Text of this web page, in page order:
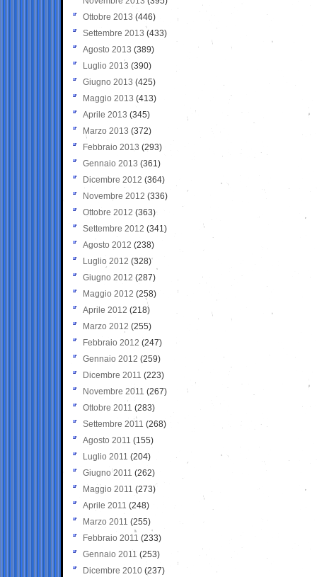
Ottobre 2013 (446)
Settembre 2013 (433)
Agosto 2013 (389)
Luglio 2013 (390)
Giugno 2013 (425)
Maggio 2013 (413)
Aprile 2013 (345)
Marzo 2013 (372)
Febbraio 2013 (293)
Gennaio 2013 (361)
Dicembre 2012 (364)
Novembre 2012 (336)
Ottobre 2012 (363)
Settembre 2012 (341)
Agosto 2012 (238)
Luglio 2012 (328)
Giugno 2012 (287)
Maggio 2012 (258)
Aprile 2012 (218)
Marzo 2012 (255)
Febbraio 2012 (247)
Gennaio 2012 (259)
Dicembre 2011 (223)
Novembre 2011 (267)
Ottobre 2011 (283)
Settembre 2011 (268)
Agosto 2011 (155)
Luglio 2011 (204)
Giugno 2011 (262)
Maggio 2011 (273)
Aprile 2011 (248)
Marzo 2011 (255)
Febbraio 2011 (233)
Gennaio 2011 (253)
Dicembre 2010 (237)